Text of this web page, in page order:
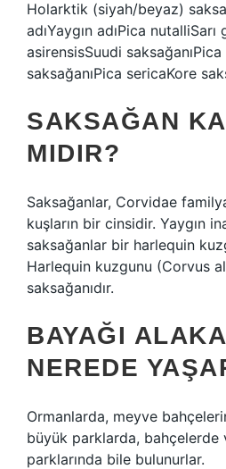
Holarktik (siyah/beyaz)
adıYaygın adıPica
asirensisSuudi
saksağanıPica sericaKore
SAKSAĞAN
MIDIR?
Saksağanlar, Corvidae
kuşların bir cinsidir. Yaygın
saksağanlar bir harlequin
Harlequin kuzgunu (Corvus
saksağanıdır.
BAYAĞI
NEREDE
Ormanlarda, meyve
büyük parklarda, bahçelerde
parklarında bile bulunurlar.